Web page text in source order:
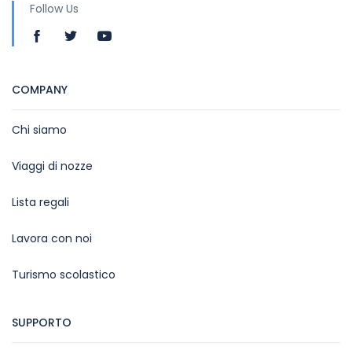
Follow Us
COMPANY
Chi siamo
Viaggi di nozze
Lista regali
Lavora con noi
Turismo scolastico
SUPPORTO